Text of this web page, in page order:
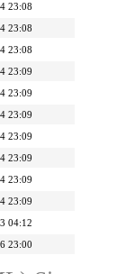
23:08
23:08
23:08
23:09
23:09
23:09
23:09
23:09
23:09
23:09
04:12
23:00